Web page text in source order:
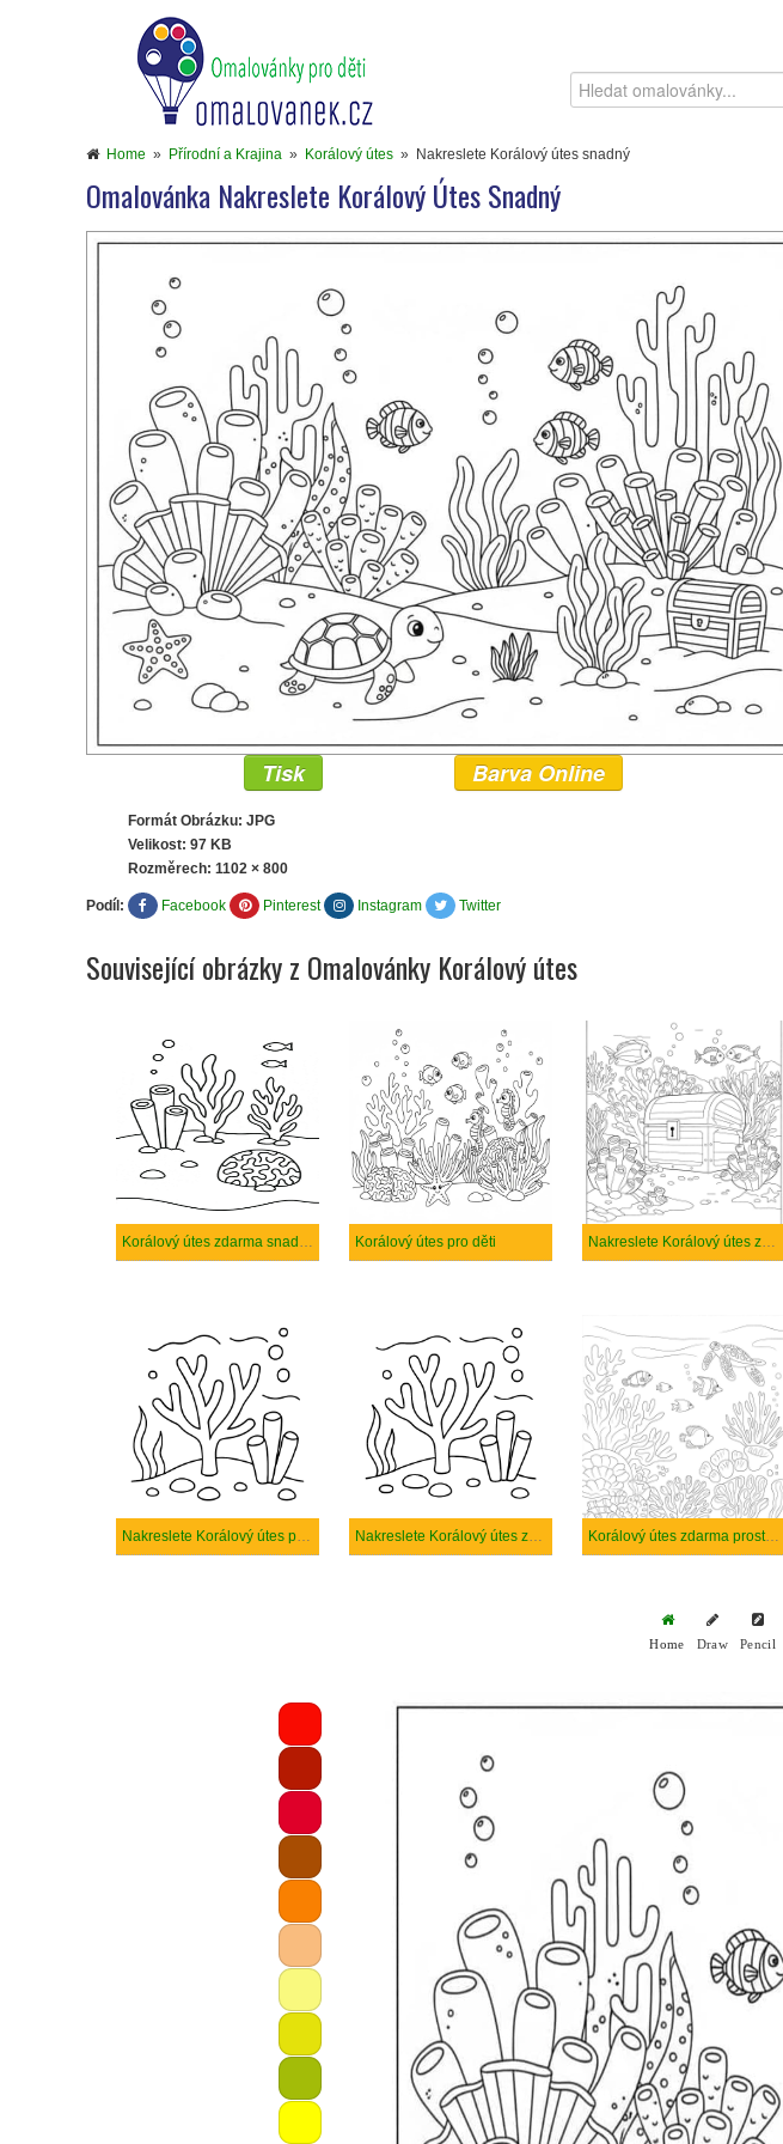
Home » Přírodní a Krajina » Korálový útes » Nakreslete Korálový útes snadný
Omalovánka Nakreslete Korálový Útes Snadný
Tisk Barva Online
Formát Obrázku: JPG
Velikost: 97 KB
Rozměrech: 1102 × 800
Podíl: Facebook Pinterest Instagram Twitter
Související obrázky z Omalovánky Korálový útes
Korálový útes pro děti
Korálový útes zdarma prostý tisknutelné
Home Draw Pencil